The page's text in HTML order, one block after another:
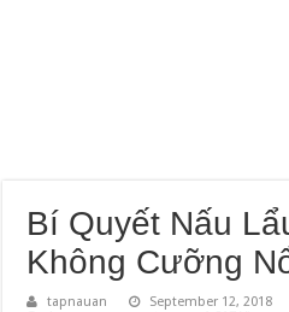
Bí Quyết Nấu
Không Cưỡng
tapnauan September 12, 2018